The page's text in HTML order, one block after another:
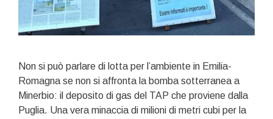
Non si può parlare di lotta per l’ambiente in Emilia-
Romagna se non si affronta la bomba sotterranea a
Minerbio: il deposito di gas del TAP che proviene dalla
Puglia. Una vera minaccia di milioni di metri cubi per la